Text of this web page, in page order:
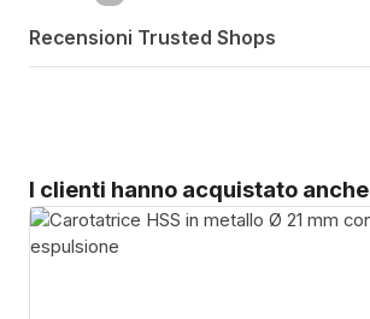
Recensioni Trusted Shops
Salta la galleria dei prodotti
I clienti hanno acquistato anche